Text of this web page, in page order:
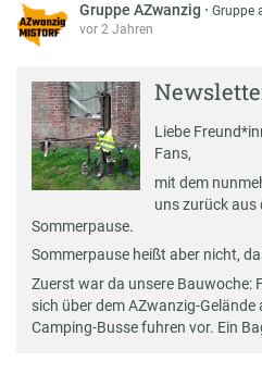
Gruppe AZwanzig ·Gruppe
vor 2 Jahren
Liebe
Fans,
mit dem
uns zurück aus
Sommerpause.
Sommerpause heißt aber nicht,
Zuerst war da unsere Bauwoche:
sich über dem AZwanzig-
Camping-Busse fuhren vor. Ein